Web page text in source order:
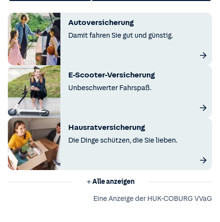
Autoversicherung
Damit fahren Sie gut und günstig.
E-Scooter-Versicherung
Unbeschwerter Fahrspaß.
Hausratversicherung
Die Dinge schützen, die Sie lieben.
Alle anzeigen
Eine Anzeige der HUK-COBURG VVaG